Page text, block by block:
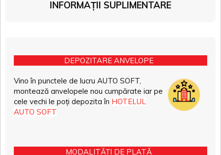
INFORMAȚII SUPLIMENTARE
DEPOZITARE ANVELOPE
Vino în punctele de lucru AUTO SOFT,
montează anvelopele nou cumpărate iar pe
cele vechi le poți depozita în HOTELUL
AUTO SOFT
MODALITĂȚI DE PLATĂ